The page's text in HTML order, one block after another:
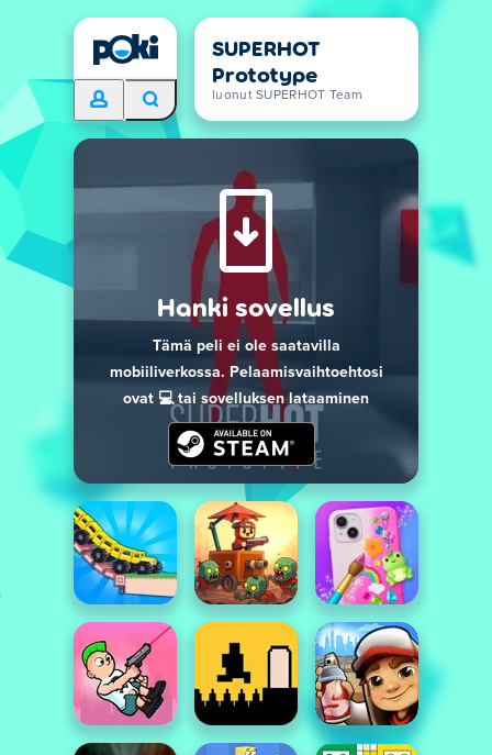
SUPERHOT
Prototype
luonut SUPERHOT Team
Hanki sovellus
Tämä peli ei ole saatavilla
mobiiliverkossa. Pelaamisvaihtoehtosi
ovat 💻 tai sovelluksen lataaminen